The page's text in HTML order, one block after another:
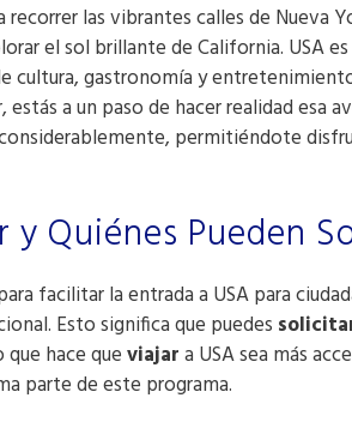
recorrer las vibrantes calles de Nueva
el sol brillante de California. USA
cultura, gastronomía y
a un paso de hacer realidad esa
permitiéndote
y Quiénes Pueden
facilitar la entrada a USA para
Esto significa que puedes
hace queviajara USA sea más
parte de este programa.